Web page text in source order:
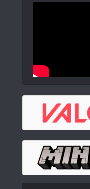
SmackApe Impact
線 ...